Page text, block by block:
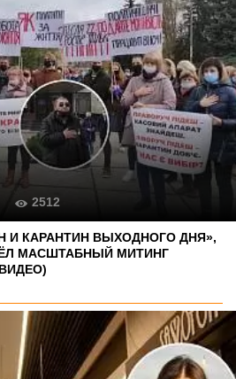
И КАРАНТИН ВЫХОДНОГО ДНЯ»,
МАСШТАБНЫЙ МИТИНГ
2512